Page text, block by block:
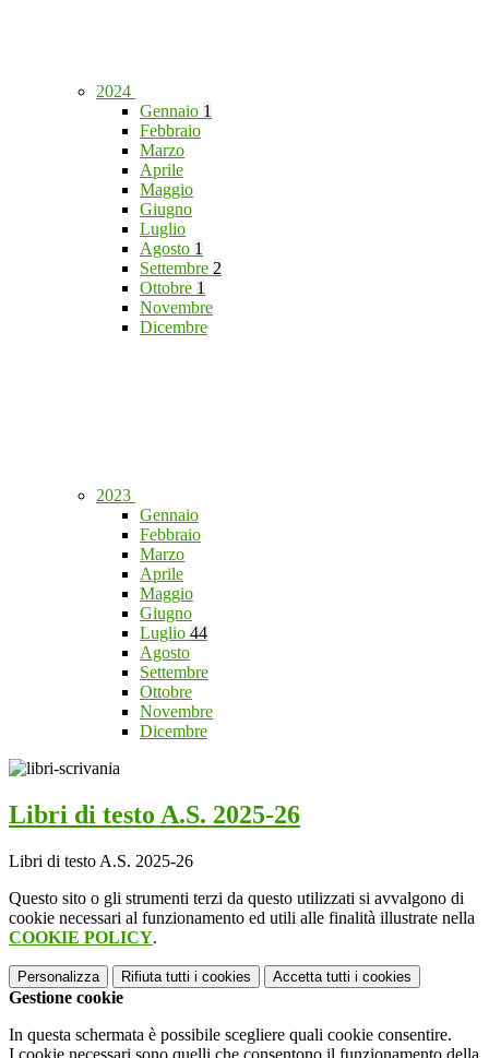
2024
Gennaio 1
Febbraio
Marzo
Aprile
Maggio
Giugno
Luglio
Agosto 1
Settembre 2
Ottobre 1
Novembre
Dicembre
2023
Gennaio
Febbraio
Marzo
Aprile
Maggio
Giugno
Luglio 44
Agosto
Settembre
Ottobre
Novembre
Dicembre
Libri di testo A.S. 2025-26
Libri di testo A.S. 2025-26
Questo sito o gli strumenti terzi da questo utilizzati si avvalgono di
cookie necessari al funzionamento ed utili alle finalità illustrate nella
COOKIE POLICY.
Personalizza Rifiuta tutti i cookies Accetta tutti i cookies
Gestione cookie
In questa schermata è possibile scegliere quali cookie consentire.
I cookie necessari sono quelli che consentono il funzionamento della